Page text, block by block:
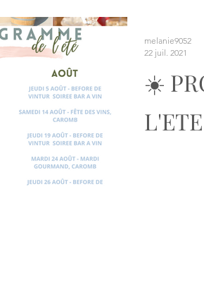
☀️
melanie9052
22 juil. 2021